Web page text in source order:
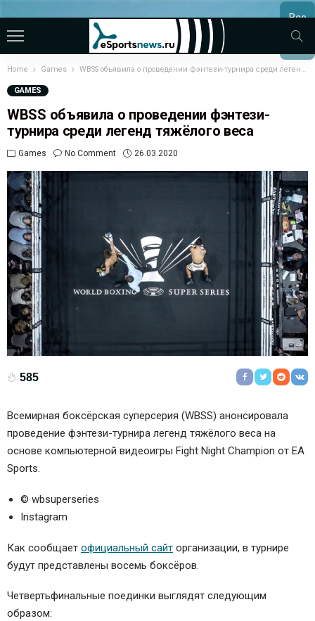
Все
МАТЧИ
Home Games WBSS объявила о проведении фэнтези-турнира среди легенд тяжёлого веса
GAMES
WBSS объявила о проведении фэнтези-
турнира среди легенд тяжёлого веса
Games No Comment 26.03.2020
585
Всемирная боксёрская суперсерия (WBSS) анонсировала
проведение фэнтези-турнира легенд тяжёлого веса на
основе компьютерной видеоигры Fight Night Champion от EA
Sports.
© wbsuperseries
Instagram
Как сообщает официальный сайт организации, в турнире
будут представлены восемь боксёров.
Четвертьфинальные поединки выглядят следующим
образом: